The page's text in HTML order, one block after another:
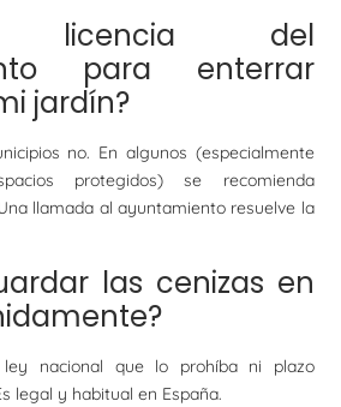
licencia del
para enterrar
jardín?
no. En algunos (especialmente
protegidos) se recomienda
llamada al ayuntamiento resuelve la
las cenizas en
nacional que lo prohíba ni plazo
legal y habitual en España.